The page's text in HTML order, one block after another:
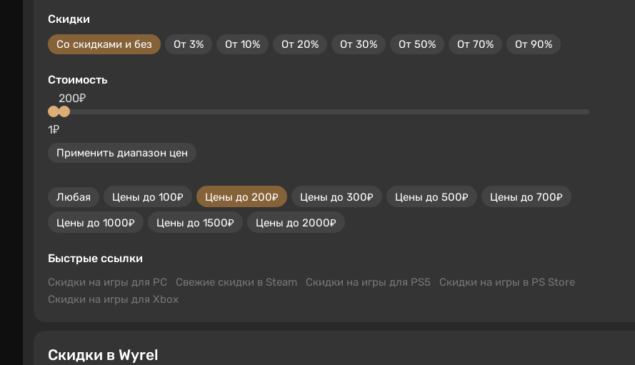
Скидки
Со скидками и без От 3% От 10% От 20% От 30% От 50% От 70% От 90%
Стоимость
1₽
200₽
Применить диапазон цен
Любая Цены до 100₽ Цены до 200₽ Цены до 300₽ Цены до 500₽
Цены до 700₽
Цены до 1000₽
Цены до 1500₽ Цены до 2000₽
Быстрые ссылки
Скидки на игры для PC Свежие скидки в Steam Скидки на игры для PS5
Скидки на игры в PS Store
Скидки на игры для Xbox
Скидки в Wyrel